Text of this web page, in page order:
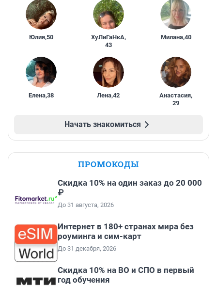
Юлия,50 ХуЛиГаНкА,
43
Милана,40
Елена,38 Лена,42 Анастасия,
29
Начать знакомиться
ПРОМОКОДЫ
Скидка 10% на один заказ до 20 000
₽
До 31 августа, 2026
Интернет в 180+ странах мира без
роуминга и сим-карт
До 31 декабря, 2026
Скидка 10% на ВО и СПО в первый
год обучения